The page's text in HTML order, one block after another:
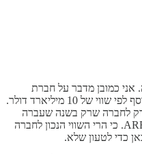
אני כמובן מדבר על חברת
האבטחה Wiz, שהכריזה על סבב גיוס נוסף לפי שווי של 10 מיליארד דולר.
לחברה שרק בשנה שעברה
הכריזה שהגיעה למאה מיליון דולר של ARR. כי הרי השווי הנכון לחברה